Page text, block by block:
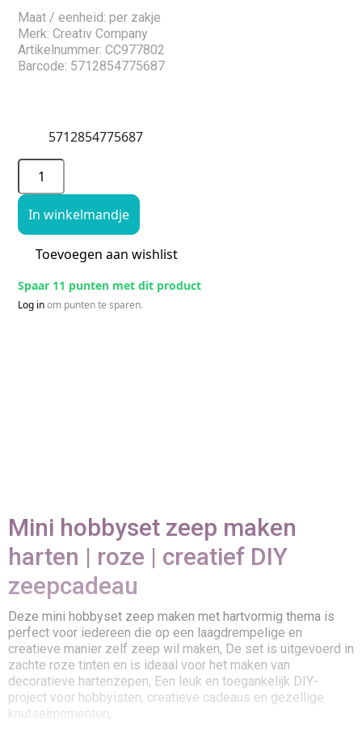
Maat / eenheid: per zakje
Merk: Creativ Company
Artikelnummer: CC977802
Barcode: 5712854775687
5712854775687
In winkelmandje
Toevoegen aan wishlist
Spaar 11 punten met dit product
Log inom punten te sparen.
Mini hobbyset zeep maken
harten | roze | creatief DIY
zeepcadeau
Deze mini hobbyset zeep maken met hartvormig thema is
perfect voor iedereen die op een laagdrempelige en
creatieve manier zelf zeep wil maken, De set is uitgevoerd in
zachte roze tinten en is ideaal voor het maken van
decoratieve hartenzepen, Een leuk en toegankelijk DIY-
project voor hobbyisten, creatieve cadeaus en gezellige
knutselmomenten,